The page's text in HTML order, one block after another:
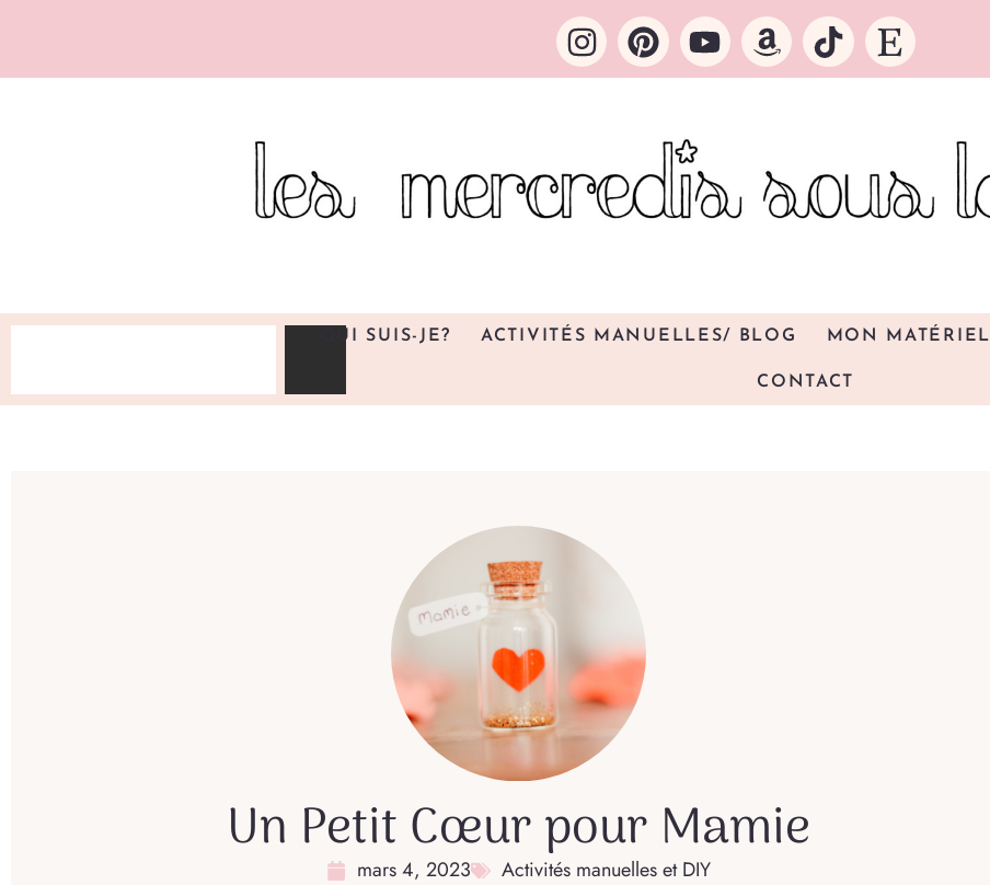
QUI SUIS-JE? ACTIVITÉS MANUELLES/ BLOG MON MATÉRIEL
CONTACT
Un Petit Cœur pour Mamie
mars 4, 2023 Activités manuelles et DIY